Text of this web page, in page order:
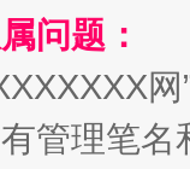
规模
问题：
管理笔